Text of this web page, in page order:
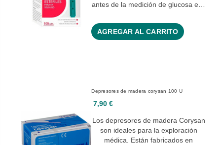
antes de la medición de glucosa e…
AGREGAR AL CARRITO
Depresores de madera corysan 100 U
7,90 €
Los depresores de madera Corysan
son ideales para la exploración
médica. Están fabricados en